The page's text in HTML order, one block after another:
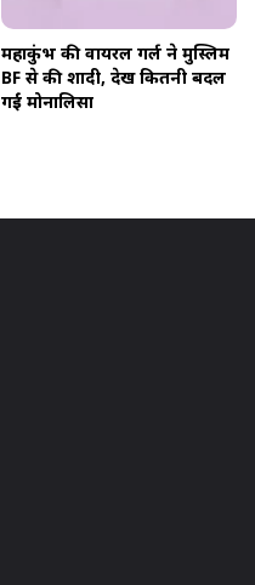
महाकुंभ की वायरल गर्ल ने मुस्लिम
BF से की शादी, देखें कितनी बदल
गईं मोनालिसा